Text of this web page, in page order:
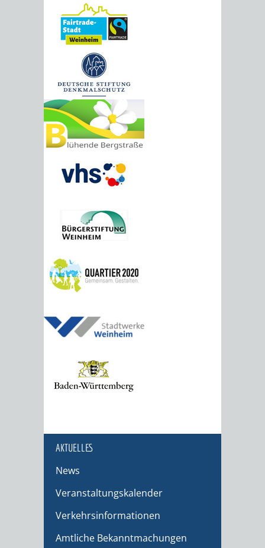
AKTUELLES
News
Veranstaltungskalender
Verkehrsinformationen
Amtliche Bekanntmachungen